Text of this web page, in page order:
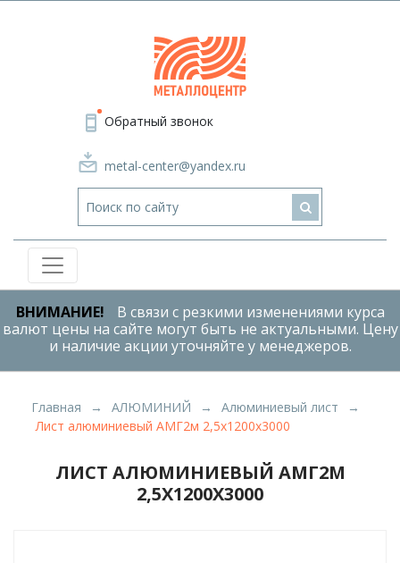
Обратный звонок
metal-center@yandex.ru
ВНИМАНИЕ!
В связи с резкими изменениями курса
валют цены на сайте могут быть не актуальными. Цену
и наличие акции уточняйте у менеджеров.
Главная АЛЮМИНИЙ
Алюминиевый лист
Лист алюминиевый АМГ2м 2,5х1200х3000
ЛИСТ АЛЮМИНИЕВЫЙ АМГ2М
2,5Х1200Х3000